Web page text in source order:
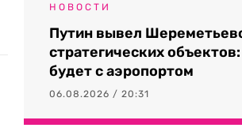
НОВОСТИ
Путин вывел
стратегических
будет с аэропортом
06.08.2026 / 20:31